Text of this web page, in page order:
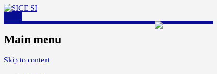
Main menu
Skip to content